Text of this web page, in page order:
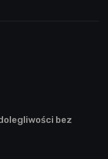
bez